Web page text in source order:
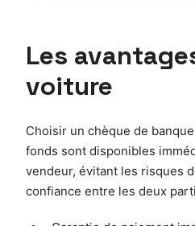
Les
voiture
Choisir un chèque de
fonds sont disponibles
vendeur, évitant les risques
confiance entre les deux